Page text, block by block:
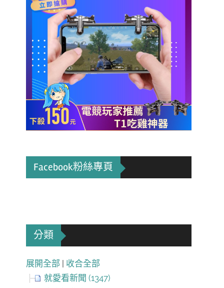
Facebook粉絲專頁
分類
展開全部 | 收合全部
就愛看新聞 (1347)